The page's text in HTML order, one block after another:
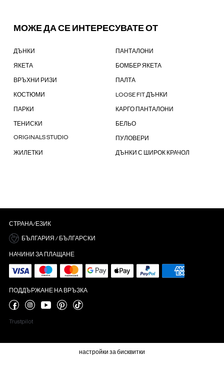
МОЖЕ ДА СЕ ИНТЕРЕСУВАТЕ ОТ
ДЪНКИ ПАНТАЛОНИ
ЯКЕТА БОМБЕР ЯКЕТА
ВРЪХНИ РИЗИ ПАЛТА
КОСТЮМИ LOOSE FIT ДЪНКИ
ПАРКИ КАРГО ПАНТАЛОНИ
ТЕНИСКИ БЕЛЬО
ORIGINALS STUDIO ПУЛОВЕРИ
ЖИЛЕТКИ ДЪНКИ С ШИРОК КРАЧОЛ
СТРАНА/ЕЗИК
БЪЛГАРИЯ / БЪЛГАРСКИ
НАЧИНИ ЗА ПЛАЩАНЕ
ПОДДЪРЖАНЕ НА ВРЪЗКА
Trustpilot
настройки за бисквитки